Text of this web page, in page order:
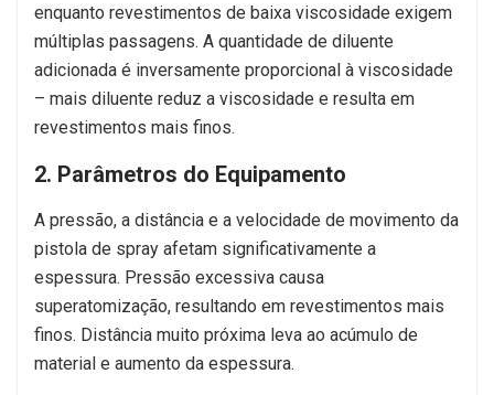
enquanto revestimentos de baixa viscosidade exigem
múltiplas passagens. A quantidade de diluente
adicionada é inversamente proporcional à viscosidade
– mais diluente reduz a viscosidade e resulta em
revestimentos mais finos.
2. Parâmetros do Equipamento
A pressão, a distância e a velocidade de movimento da
pistola de spray afetam significativamente a
espessura. Pressão excessiva causa
superatomização, resultando em revestimentos mais
finos. Distância muito próxima leva ao acúmulo de
material e aumento da espessura.